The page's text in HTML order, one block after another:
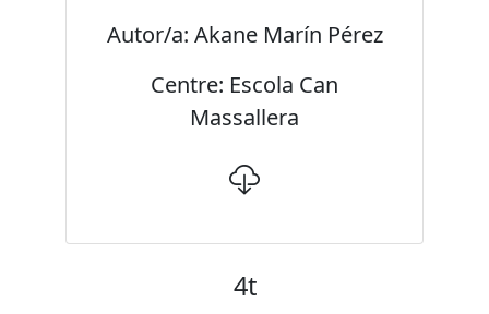
Autor/a: Akane Marín Pérez
Centre: Escola Can
Massallera
4t